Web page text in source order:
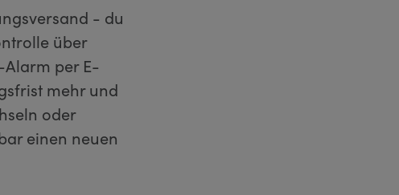
- du
über
per E-
mehr und
oder
einen neuen